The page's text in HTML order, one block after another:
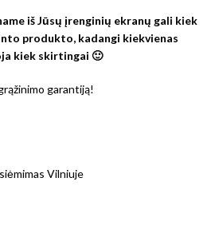
iš Jūsų įrenginių ekranų gali kiek
produkto, kadangi kiekvienas
kiek skirtingai 🙂
garantiją!
Vilniuje